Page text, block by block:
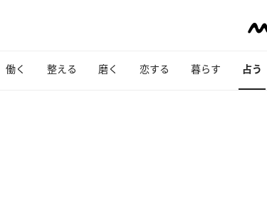
働く 整える 磨く 恋する 暮らす 占う